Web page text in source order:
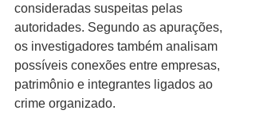
consideradas suspeitas pelas
autoridades. Segundo as apurações,
os investigadores também analisam
possíveis conexões entre empresas,
patrimônio e integrantes ligados ao
crime organizado.